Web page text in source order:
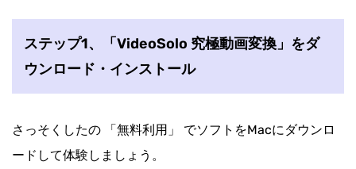
ステップ1、「VideoSolo 究極動画変換」をダ
ウンロード・インストール
さっそくしたの 「無料利用」 でソフトをMacにダウンロ
ードして体験しましょう。